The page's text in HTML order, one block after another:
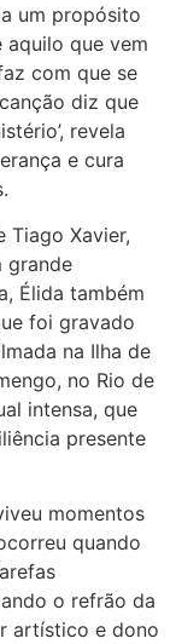
um propósito
aquilo que vem
com que se
diz que
revela
e cura
Tiago Xavier,
grande
Élida também
foi gravado
na Ilha de
no Rio de
intensa, que
presente
momentos
quando
o refrão da
artístico e dono